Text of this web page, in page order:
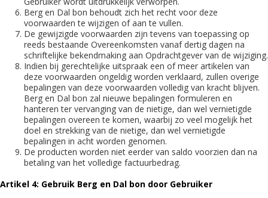
Berg en Dal bon behoudt zich het recht voor deze
voorwaarden te wijzigen of aan te vullen.
De gewijzigde voorwaarden zijn tevens van toepassing op
reeds bestaande Overeenkomsten vanaf dertig dagen na
schriftelijke bekendmaking aan Opdrachtgever van de wijziging.
Indien bij gerechtelijke uitspraak een of meer artikelen van
deze voorwaarden ongeldig worden verklaard, zullen overige
bepalingen van deze voorwaarden volledig van kracht blijven.
Berg en Dal bon zal nieuwe bepalingen formuleren en
hanteren ter vervanging van de nietige, dan wel vernietigde
bepalingen overeen te komen, waarbij zo veel mogelijk het
doel en strekking van de nietige, dan wel vernietigde
bepalingen in acht worden genomen.
De producten worden niet eerder van saldo voorzien dan na
betaling van het volledige factuurbedrag.
Artikel 4: Gebruik Berg en Dal bon door Gebruiker